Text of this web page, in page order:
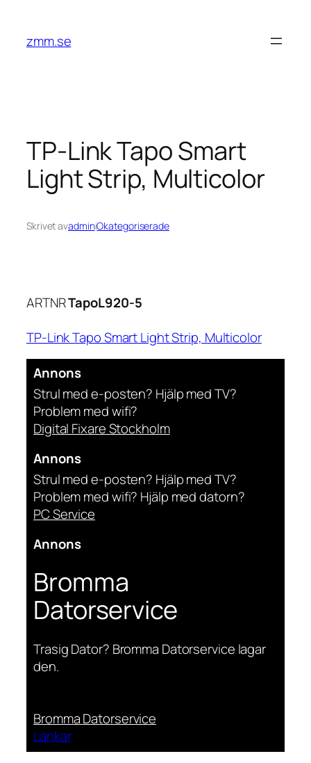
innehåll
zmm.se
TP-Link Tapo Smart
Light Strip, Multicolor
Skrivet avadminiOkategoriserade
ARTNRTapoL920-5
TP-Link Tapo Smart Light Strip, Multicolor
Annons
Strul med e-posten? Hjälp med TV?
Problem med wifi?
Digital Fixare Stockholm
Annons
Strul med e-posten? Hjälp med TV?
Problem med wifi? Hjälp med datorn?
PC Service
Annons
Bromma
Datorservice
Trasig Dator? Bromma Datorservice lagar
den.
Bromma Datorservice
Länkar